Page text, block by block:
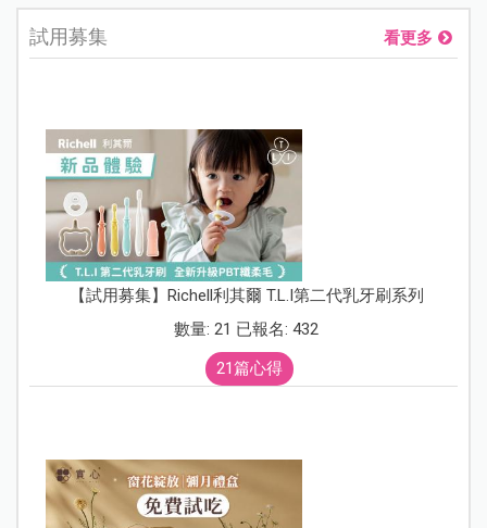
試用募集 看更多
【試用募集】Richell利其爾 T.L.I第二代乳牙刷系列
數量: 21 已報名: 432
21篇心得